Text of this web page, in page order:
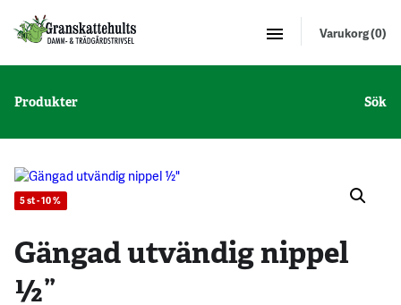
Varukorg (0)
Produkter Sök
5 st - 10 %
Gängad utvändig nippel
½”